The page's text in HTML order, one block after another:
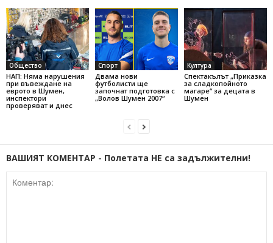
Общество
НАП: Няма нарушения
при въвеждане на
еврото в Шумен,
инспектори
проверяват и днес
Спорт
Двама нови
футболисти ще
започнат подготовка с
„Волов Шумен 2007“
Култура
Спектакълът „Приказка
за сладкопойното
магаре“ за децата в
Шумен
ВАШИЯТ КОМЕНТАР - Полетата НЕ са задължителни!